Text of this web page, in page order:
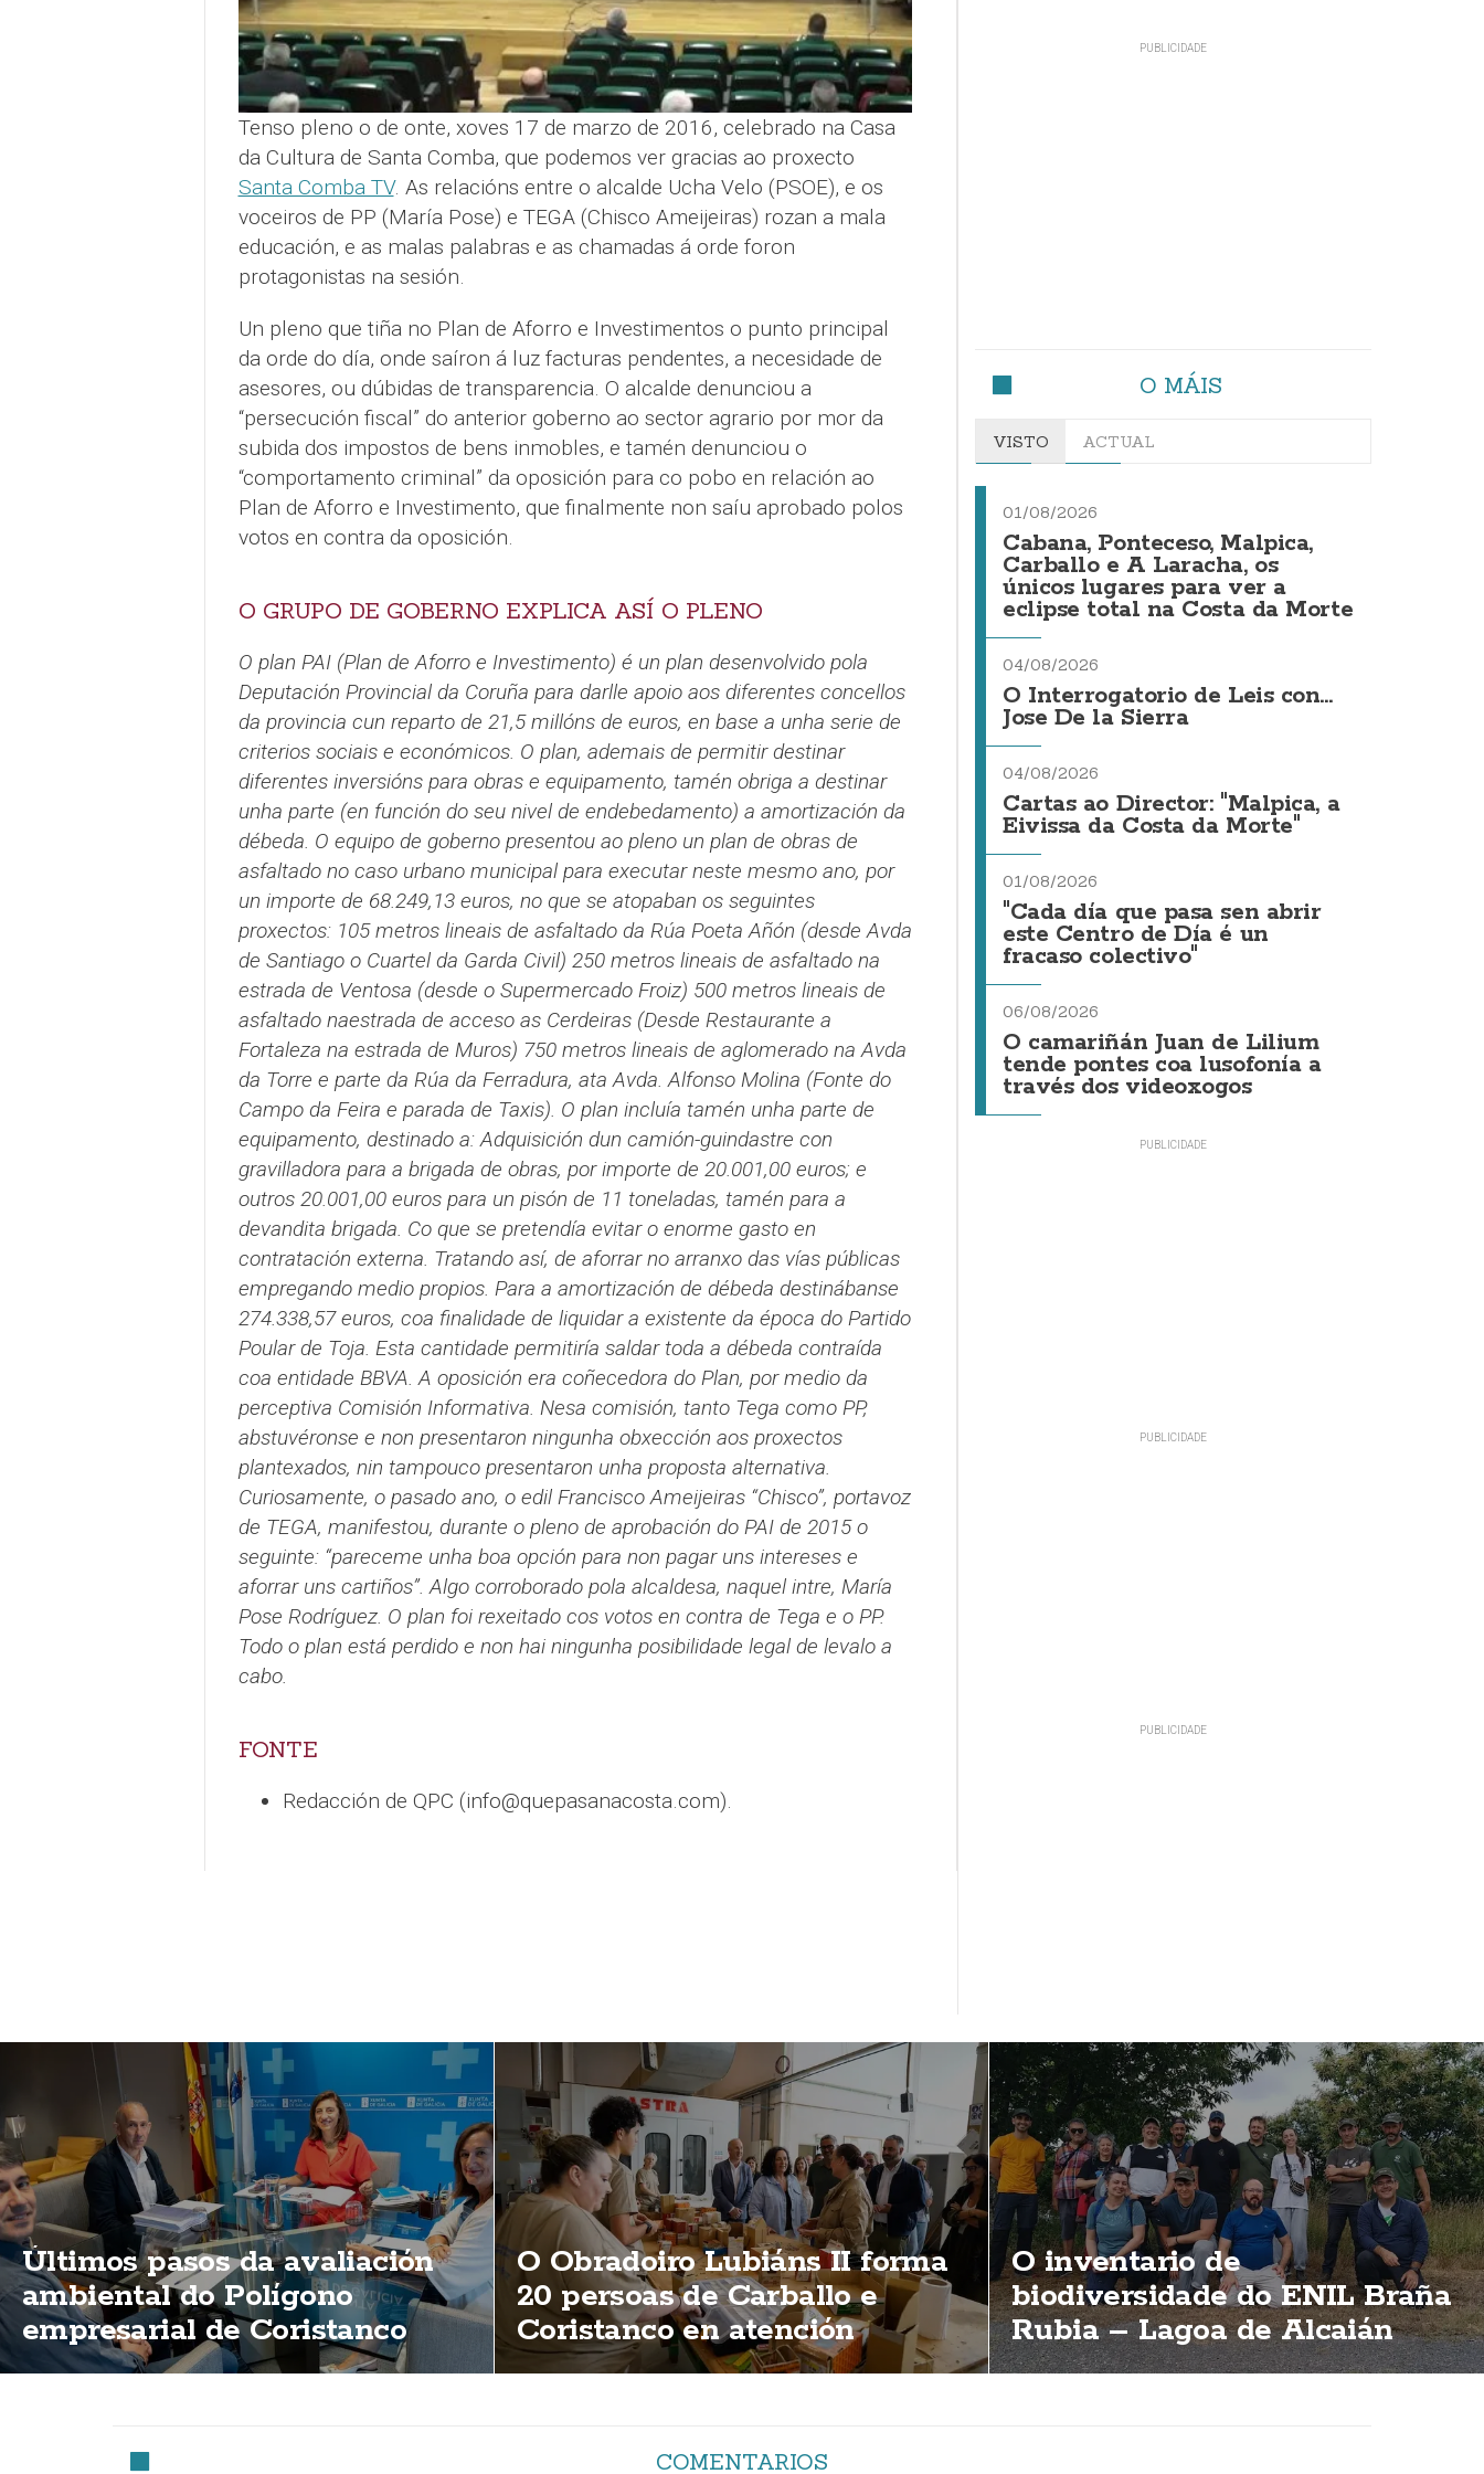
Tenso pleno o de onte, xoves 17 de marzo de 2016, celebrado na Casa
da Cultura de Santa Comba, que podemos ver gracias ao proxecto
Santa Comba TV. As relacións entre o alcalde Ucha Velo (PSOE), e os
voceiros de PP (María Pose) e TEGA (Chisco Ameijeiras) rozan a mala
educación, e as malas palabras e as chamadas á orde foron
protagonistas na sesión.
Un pleno que tiña no Plan de Aforro e Investimentos o punto principal
da orde do día, onde saíron á luz facturas pendentes, a necesidade de
asesores, ou dúbidas de transparencia. O alcalde denunciou a
“persecución fiscal” do anterior goberno ao sector agrario por mor da
subida dos impostos de bens inmobles, e tamén denunciou o
“comportamento criminal” da oposición para co pobo en relación ao
Plan de Aforro e Investimento, que finalmente non saíu aprobado polos
votos en contra da oposición.
O GRUPO DE GOBERNO EXPLICA ASÍ O PLENO
O plan PAI (Plan de Aforro e Investimento) é un plan desenvolvido pola
Deputación Provincial da Coruña para darlle apoio aos diferentes concellos
da provincia cun reparto de 21,5 millóns de euros, en base a unha serie de
criterios sociais e económicos. O plan, ademais de permitir destinar
diferentes inversións para obras e equipamento, tamén obriga a destinar
unha parte (en función do seu nivel de endebedamento) a amortización da
débeda. O equipo de goberno presentou ao pleno un plan de obras de
asfaltado no caso urbano municipal para executar neste mesmo ano, por
un importe de 68.249,13 euros, no que se atopaban os seguintes
proxectos: 105 metros lineais de asfaltado da Rúa Poeta Añón (desde Avda
de Santiago o Cuartel da Garda Civil) 250 metros lineais de asfaltado na
estrada de Ventosa (desde o Supermercado Froiz) 500 metros lineais de
asfaltado naestrada de acceso as Cerdeiras (Desde Restaurante a
Fortaleza na estrada de Muros) 750 metros lineais de aglomerado na Avda
da Torre e parte da Rúa da Ferradura, ata Avda. Alfonso Molina (Fonte do
Campo da Feira e parada de Taxis). O plan incluía tamén unha parte de
equipamento, destinado a: Adquisición dun camión-guindastre con
gravilladora para a brigada de obras, por importe de 20.001,00 euros; e
outros 20.001,00 euros para un pisón de 11 toneladas, tamén para a
devandita brigada. Co que se pretendía evitar o enorme gasto en
contratación externa. Tratando así, de aforrar no arranxo das vías públicas
empregando medio propios. Para a amortización de débeda destinábanse
274.338,57 euros, coa finalidade de liquidar a existente da época do Partido
Poular de Toja. Esta cantidade permitiría saldar toda a débeda contraída
coa entidade BBVA. A oposición era coñecedora do Plan, por medio da
perceptiva Comisión Informativa. Nesa comisión, tanto Tega como PP,
abstuvéronse e non presentaron ningunha obxección aos proxectos
plantexados, nin tampouco presentaron unha proposta alternativa.
Curiosamente, o pasado ano, o edil Francisco Ameijeiras “Chisco”, portavoz
de TEGA, manifestou, durante o pleno de aprobación do PAI de 2015 o
seguinte: “pareceme unha boa opción para non pagar uns intereses e
aforrar uns cartiños”. Algo corroborado pola alcaldesa, naquel intre, María
Pose Rodríguez. O plan foi rexeitado cos votos en contra de Tega e o PP.
Todo o plan está perdido e non hai ningunha posibilidade legal de levalo a
cabo.
FONTE
Redacción de QPC (info@quepasanacosta.com).
O MÁIS
VISTO ACTUAL
01/08/2026
Cabana, Ponteceso, Malpica,
Carballo e A Laracha, os
únicos lugares para ver a
eclipse total na Costa da Morte
04/08/2026
O Interrogatorio de Leis con...
Jose De la Sierra
04/08/2026
Cartas ao Director: "Malpica, a
Eivissa da Costa da Morte"
01/08/2026
"Cada día que pasa sen abrir
este Centro de Día é un
fracaso colectivo"
06/08/2026
O camariñán Juan de Lilium
tende pontes coa lusofonía a
través dos videoxogos
Últimos pasos da avaliación
ambiental do Polígono
empresarial de Coristanco
O Obradoiro Lubiáns II forma
20 persoas de Carballo e
Coristanco en atención
sociosanitaria e madeira
O inventario de
biodiversidade do ENIL Braña
Rubia – Lagoa de Alcaián
supera xa as 500 especies
COMENTARIOS